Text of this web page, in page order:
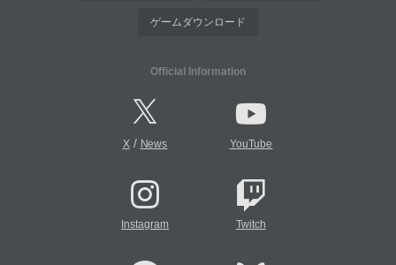
ゲームダウンロード
Official Information
X/ News YouTube
Instagram Twitch